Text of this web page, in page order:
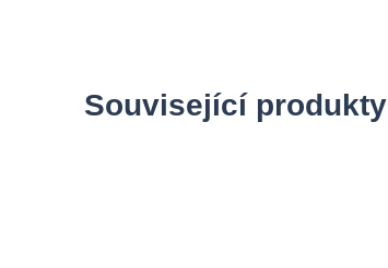
Související produkty